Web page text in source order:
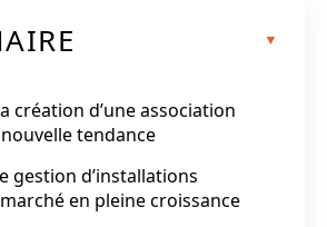
création d’une association
tendance
gestion d’installations
en pleine croissance